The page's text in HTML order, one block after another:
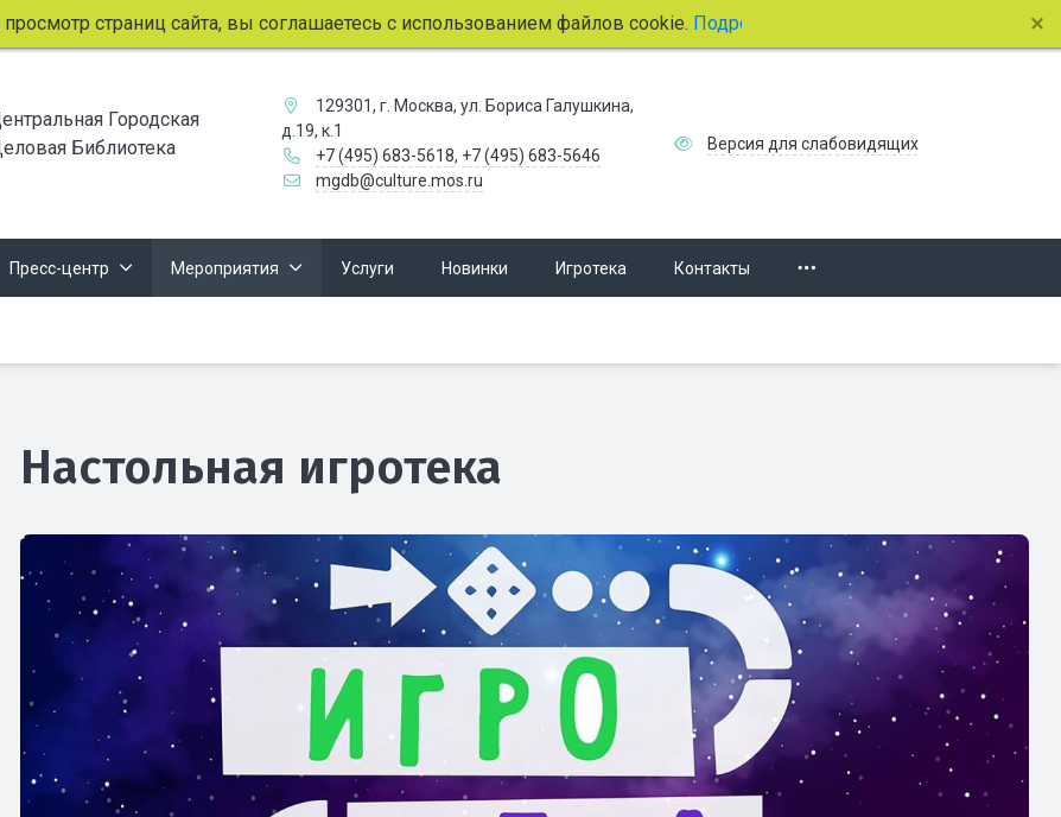
страниц сайта, вы соглашаетесь с использованием файлов cookie.Подробнее.
Городская
Библиотека
129301, г. Москва, ул. Бориса Галушкина,
д.19, к.1
+7 (495) 683-5618, +7 (495) 683-5646
mgdb@culture.mos.ru
Версия для слабовидящих
Пресс-центр Мероприятия Услуги Новинки Игротека Контакты
Настольная игротека